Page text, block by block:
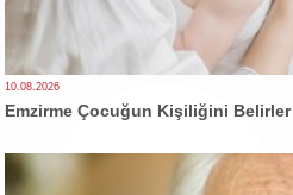
10.08.2026
Emzirme Çocuğun Kişiliğini Belirler